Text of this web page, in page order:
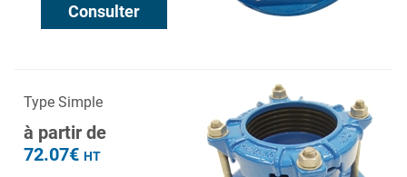
Consulter
Type Simple
à partir de
72.07€ HT